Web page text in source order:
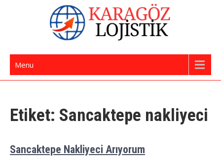
İstanbul Evden Eve Nakliye | İstanbul
Nakliyat
Menu
Etiket: Sancaktepe nakliyeci
Sancaktepe Nakliyeci Arıyorum